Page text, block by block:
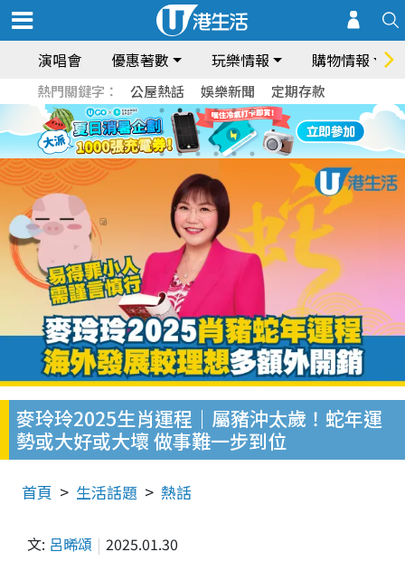
演唱會 優惠著數 玩樂情報 購物情報
熱門關鍵字： 公屋熱話 娛樂新聞 定期存款
麥玲玲2025生肖運程｜屬豬沖太歲！蛇年運
勢或大好或大壞 做事難一步到位
首頁 生活話題 熱話
文: 呂晞頌 2025.01.30